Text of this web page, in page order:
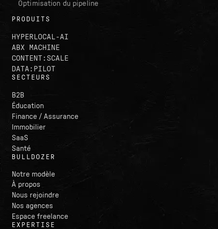
Optimisation du pipeline
PRODUITS
HYPERLOCAL-AI
ABX MACHINE
CONTENT:SCALE
DATA:PILOT
SECTEURS
B2B
Éducation
Finance / Assurance
Immobilier
SaaS
Santé
BULLDOZER
Notre modèle
À propos
Nous rejoindre
Nos agences
Espace freelance
EXPERTISE